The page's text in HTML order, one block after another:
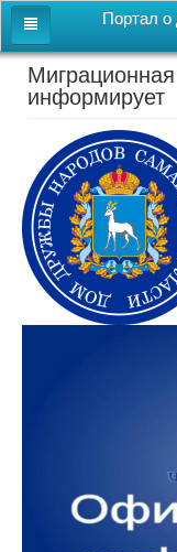
Портал
Главная
Новости
СВОи
Этнокультурная карта
Казачий центр
Детям
Перейти к полной
версии сайта
информирует